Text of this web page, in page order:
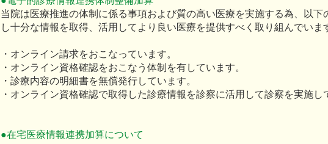
当院は医療推進の体制に係る事項および質の高い医療を実施する為、以下
し十分な情報を取得、活用してより良い医療を提供すべく取り組んでいま
・オンライン請求をおこなっています。
・オンライン資格確認をおこなう体制を有しています。
・診療内容の明細書を無償発行しています。
・オンライン資格確認で取得した診療情報を診察に活用して診察を実施し
●在宅医療情報連携加算について